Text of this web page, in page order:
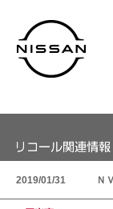
2019/01/31 Ｎ